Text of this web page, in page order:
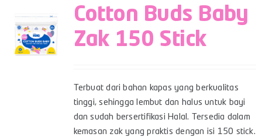
Cotton Buds Baby
Zak 150 Stick
Terbuat dari bahan kapas yang berkualitas
tinggi, sehingga lembut dan halus untuk bayi
dan sudah bersertifikasi Halal. Tersedia dalam
kemasan zak yang praktis dengan isi 150 stick.